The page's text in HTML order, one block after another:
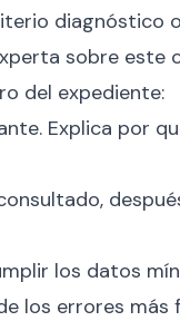
diagnóstico
sobre este
del expediente:
Explica por
los datos
los errores más